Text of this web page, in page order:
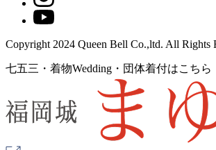
Copyright 2024 Queen Bell Co.,ltd. All Rights
七五三・着物Wedding・団体着付はこちら